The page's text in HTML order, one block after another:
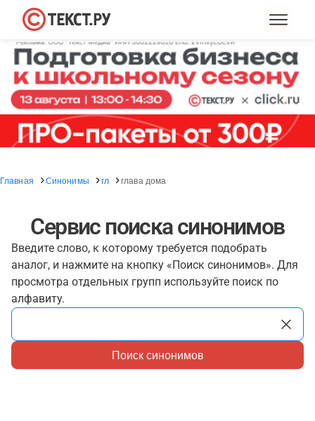
Главная Синонимы гл глава дома
Сервис поиска синонимов
Введите слово, к которому требуется подобрать
аналог, и нажмите на кнопку «Поиск синонимов». Для
просмотра отдельных групп используйте поиск по
алфавиту.
Поиск синонимов